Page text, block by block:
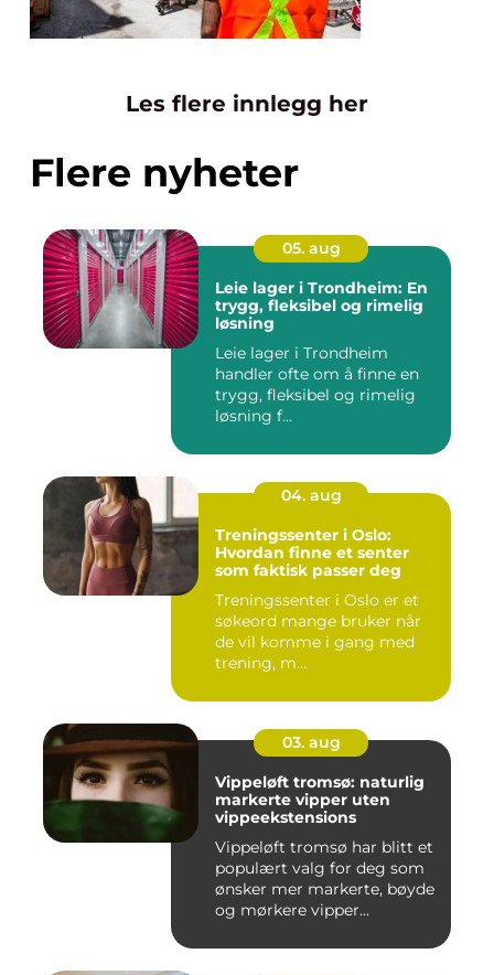
Les flere innlegg her
Flere nyheter
05. aug
Leie lager i Trondheim: En
trygg, fleksibel og rimelig
løsning
Leie lager i Trondheim
handler ofte om å finne en
trygg, fleksibel og rimelig
løsning f...
04. aug
Treningssenter i Oslo:
Hvordan finne et senter
som faktisk passer deg
Treningssenter i Oslo er et
søkeord mange bruker når
de vil komme i gang med
trening, m...
03. aug
Vippeløft tromsø: naturlig
markerte vipper uten
vippeekstensions
Vippeløft tromsø har blitt et
populært valg for deg som
ønsker mer markerte, bøyde
og mørkere vipper...